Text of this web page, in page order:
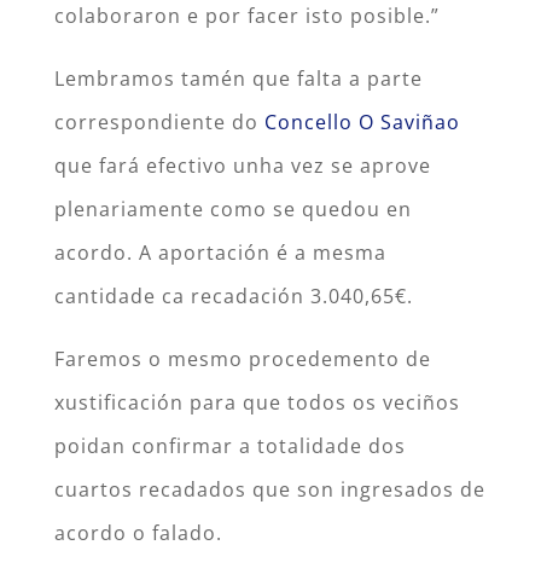
colaboraron e por facer isto posible.”
Lembramos tamén que falta a parte
correspondiente do Concello O Saviñao
que fará efectivo unha vez se aprove
plenariamente como se quedou en
acordo. A aportación é a mesma
cantidade ca recadación 3.040,65€.
Faremos o mesmo procedemento de
xustificación para que todos os veciños
poidan confirmar a totalidade dos
cuartos recadados que son ingresados de
acordo o falado.